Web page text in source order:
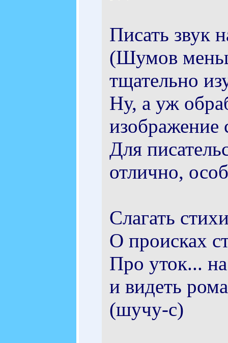
Писать звук
(Шумов
тщательно
Ну, а уж
изображение
Для
отлично,
Слагать
О происках
Про уток...
и видеть
(шучу-с)